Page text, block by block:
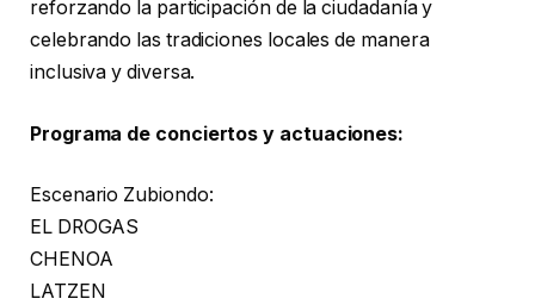
reforzando la participación de la ciudadanía y
celebrando las tradiciones locales de manera
inclusiva y diversa.
Programa de conciertos y actuaciones:
Escenario Zubiondo:
EL DROGAS
CHENOA
LATZEN